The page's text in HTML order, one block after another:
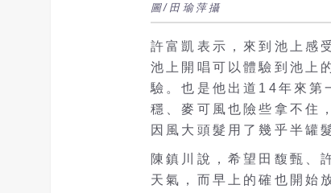
圖/田瑜萍攝
許富凱表示，來到池上感
池上開唱可以體驗到池上
驗。也是他出道14年來第
穩、麥可風也險些拿不住
因風大頭髮用了幾乎半罐
陳鎮川說，希望田馥甄、
天氣，而早上的確也開始